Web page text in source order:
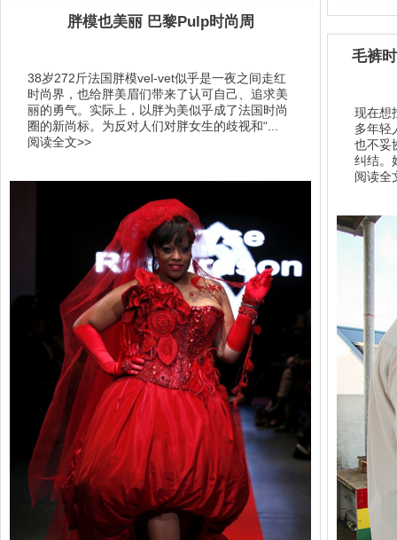
胖模也美丽 巴黎Pulp时尚周
38岁272斤法国胖模vel-vet似乎是一夜之间走红
时尚界，也给胖美眉们带来了认可自己、追求美
丽的勇气。实际上，以胖为美似乎成了法国时尚
圈的新尚标。为反对人们对胖女生的歧视和“...
阅读全文>>
毛裤
现在想
多年轻
也不妥
纠结。
阅读全